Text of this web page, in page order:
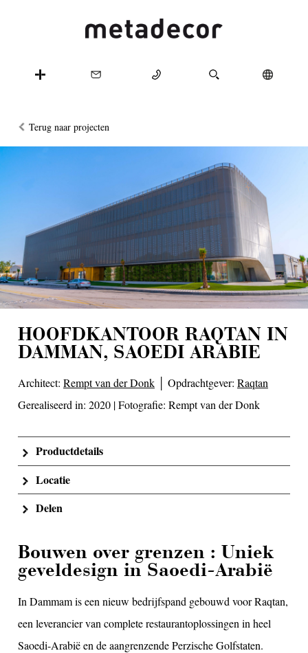
Terug naar projecten
HOOFDKANTOOR RAQTAN IN
DAMMAN, SAOEDI ARABIE
Architect: Rempt van der Donk│ Opdrachtgever: Raqtan
Gerealiseerd in: 2020 | Fotografie: Rempt van der Donk
Productdetails
Locatie
Delen
Bouwen over grenzen : Uniek
geveldesign in Saoedi-Arabië
In Dammam is een nieuw bedrijfspand gebouwd voor Raqtan,
een leverancier van complete restaurantoplossingen in heel
Saoedi-Arabië en de aangrenzende Perzische Golfstaten.